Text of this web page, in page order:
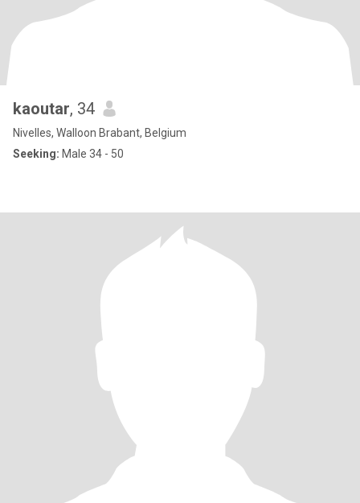
kaoutar, 34
Nivelles, Walloon Brabant, Belgium
Seeking: Male 34 - 50